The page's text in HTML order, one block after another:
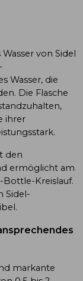
von Sidel
Wasser, die
Die Flasche
ihrer
den
ermöglicht am
Kreislauf.
Sidel-
markante